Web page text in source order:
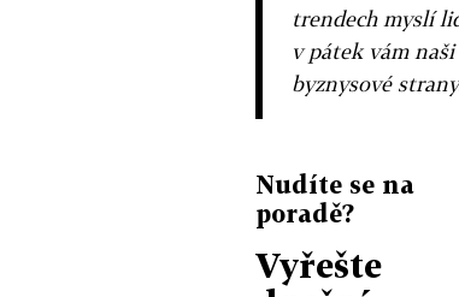
trendech myslí
v pátek vám
byznysové
Nudíte se na
poradě?
Vyřešte